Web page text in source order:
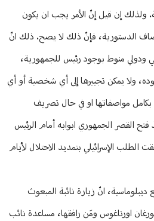
ولذلك إن قيل إنّ الأمر يجب ان يكون
الدستورية، فإنّ ذلك لا يصح. ذلك انّ
ودولي منوط بوجود رئيس للجمهورية،
ولا يمكن تجييرها إلى أي شخصية أو أي
مواصفاتها او في حال تصريف
فتح القصر الجمهوري ابوابه أمام الرئيس
الطلب الإسرائيلي بتمديد الاحتلال لأيام
انّ زيارة نائبة المبعوث
اورتاغوس ومَن رافقها، مساعدة نائب